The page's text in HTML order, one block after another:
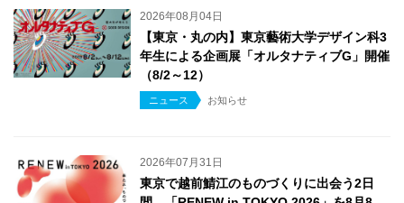
2026年08月04日
【東京・丸の内】東京藝術大学デザイン科3
年生による企画展「オルタナティブG」開催
（8/2～12）
ニュース お知らせ
2026年07月31日
東京で越前鯖江のものづくりに出会う2日